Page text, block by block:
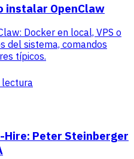
instalar OpenClaw
Docker en local, VPS o
del sistema, comandos
típicos.
lectura
Hire: Peter Steinberger